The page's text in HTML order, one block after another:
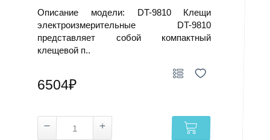
Описание модели: DT-9810 Клещи
электроизмерительные DT-9810
представляет собой компактный
клещевой п..
6504₽